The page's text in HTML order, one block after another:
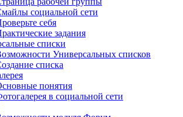
социальной сети
себя
задания
списки
Универсальных списков
списка
понятия
в социальной сети